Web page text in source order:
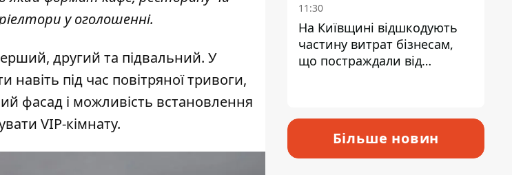
у оголошенні.
другий та підвальний. У
під час повітряної тривоги,
фасад і можливість встановлення
VIP-кімнату.
11:30
На Київщині відшкодують
частину витрат бізнесам,
що постраждали від
Більше новин